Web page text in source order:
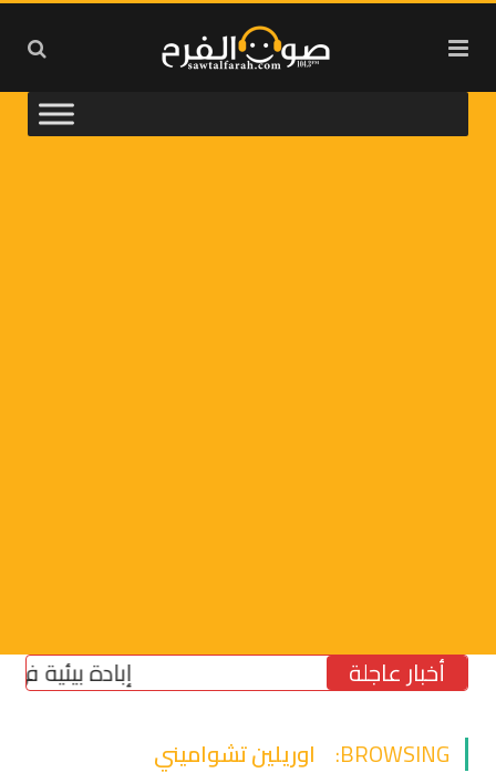
أخبار عاجلة إبادة بيئية في
BROWSING: اوريلين تشواميني